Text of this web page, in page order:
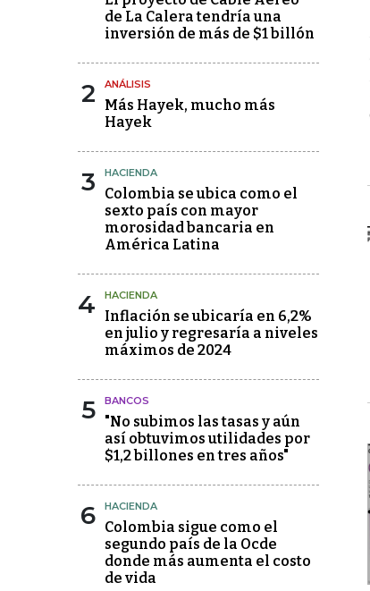
de La Calera tendría una
inversión de más de $1 billón
2 ANÁLISIS
Más Hayek, mucho más
Hayek
3 HACIENDA
Colombia se ubica como el
sexto país con mayor
morosidad bancaria en
América Latina
4 HACIENDA
Inflación se ubicaría en 6,2%
en julio y regresaría a niveles
máximos de 2024
5 BANCOS
"No subimos las tasas y aún
así obtuvimos utilidades por
$1,2 billones en tres años"
6 HACIENDA
Colombia sigue como el
segundo país de la Ocde
donde más aumenta el costo
de vida